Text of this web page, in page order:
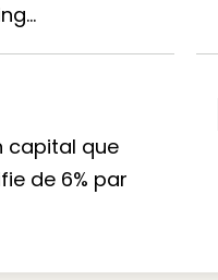
capital que
de 6% par